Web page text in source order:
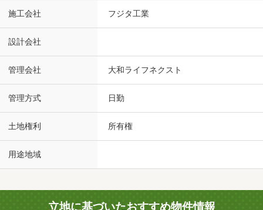
施工会社 フジタ工業
設計会社
管理会社 大和ライフネクスト
管理方式 日勤
土地権利 所有権
用途地域
立地に基づいたおすすめ物件情報